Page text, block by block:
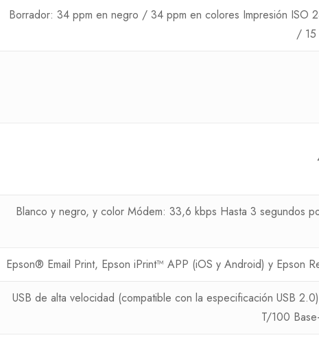
Borrador: 34 ppm en negro / 34 ppm en colores Impresión
/ 15
Blanco y negro, y color Módem: 33,6 kbps Hasta 3 segundos
Epson® Email Print, Epson iPrint™ APP (iOS y Android) y Epson
USB de alta velocidad (compatible con la especificación USB
T/100